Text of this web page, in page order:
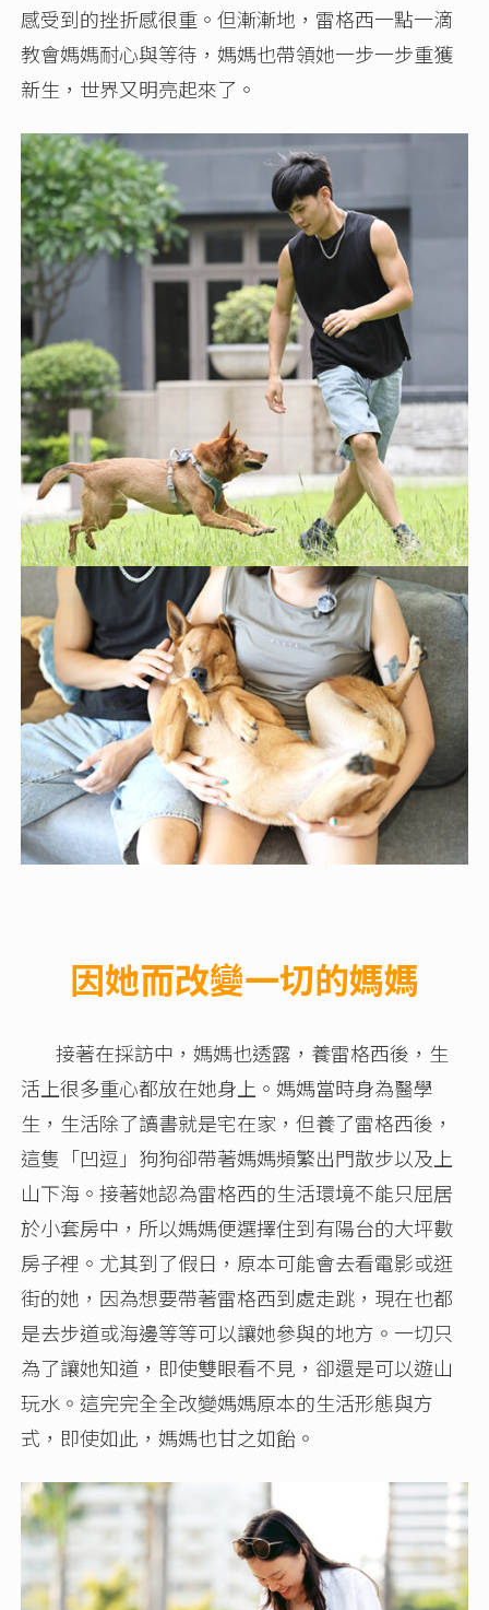
感受到的挫折感很重。但漸漸地，雷格西一點一滴
教會媽媽耐心與等待，媽媽也帶領她一步一步重獲
新生，世界又明亮起來了。
因她而改變一切的媽媽
接著在採訪中，媽媽也透露，養雷格西後，生
活上很多重心都放在她身上。媽媽當時身為醫學
生，生活除了讀書就是宅在家，但養了雷格西後，
這隻「凹逗」狗狗卻帶著媽媽頻繁出門散步以及上
山下海。接著她認為雷格西的生活環境不能只屈居
於小套房中，所以媽媽便選擇住到有陽台的大坪數
房子裡。尤其到了假日，原本可能會去看電影或逛
街的她，因為想要帶著雷格西到處走跳，現在也都
是去步道或海邊等等可以讓她參與的地方。一切只
為了讓她知道，即使雙眼看不見，卻還是可以遊山
玩水。這完完全全改變媽媽原本的生活形態與方
式，即使如此，媽媽也甘之如飴。